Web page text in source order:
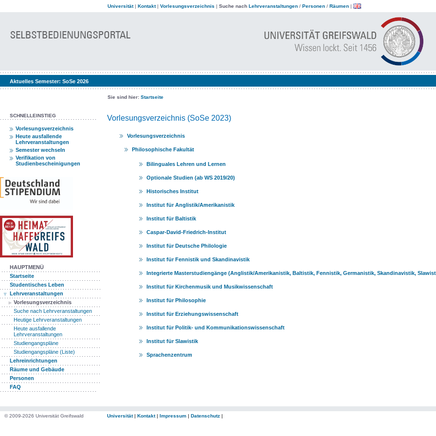
Universität| Kontakt| Vorlesungsverzeichnis | Suche nach Lehrveranstaltungen / Personen / Räumen |
Aktuelles Semester: SoSe 2026
Sie sind hier: Startseite
SCHNELLEINSTIEG
Vorlesungsverzeichnis
Heute ausfallende
Lehrveranstaltungen
Semester wechseln
Verifikation von
Studienbescheinigungen
HAUPTMENÜ
Startseite
Studentisches Leben
Lehrveranstaltungen
Vorlesungsverzeichnis
Suche nach Lehrveranstaltungen
Heutige Lehrveranstaltungen
Heute ausfallende
Lehrveranstaltungen
Studiengangspläne
Studiengangspläne (Liste)
Lehreinrichtungen
Räume und Gebäude
Personen
FAQ
Vorlesungsverzeichnis (SoSe 2023)
Vorlesungsverzeichnis
Philosophische Fakultät
Bilinguales Lehren und Lernen
Optionale Studien (ab WS 2019/20)
Historisches Institut
Institut für Anglistik/Amerikanistik
Institut für Baltistik
Caspar-David-Friedrich-Institut
Institut für Deutsche Philologie
Institut für Fennistik und Skandinavistik
Integrierte Masterstudiengänge (Anglistik/Amerikanistik, Baltistik, Fennistik, Germanistik, Skandinavistik,
Institut für Kirchenmusik und Musikwissenschaft
Institut für Philosophie
Institut für Erziehungswissenschaft
Institut für Politik- und Kommunikationswissenschaft
Institut für Slawistik
Sprachenzentrum
© 2009-2026 Universität Greifswald Universität| Kontakt| Impressum | Datenschutz |